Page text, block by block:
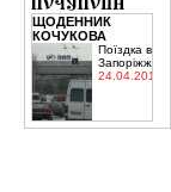
ЩОДЕННИК
КОЧУКОВА
Поїздка в
Запоріжжя
24.04.2015